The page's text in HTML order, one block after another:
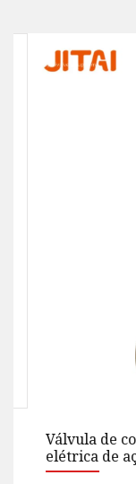
Válvula de
esperta para
fluxo DN150